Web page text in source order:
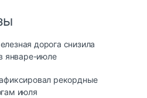
дорога снизила
январе-июле
рекордные
июля